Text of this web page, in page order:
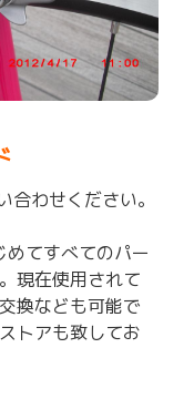
わせください。
てすべてのパー
現在使用されて
換なども可能で
トアも致してお